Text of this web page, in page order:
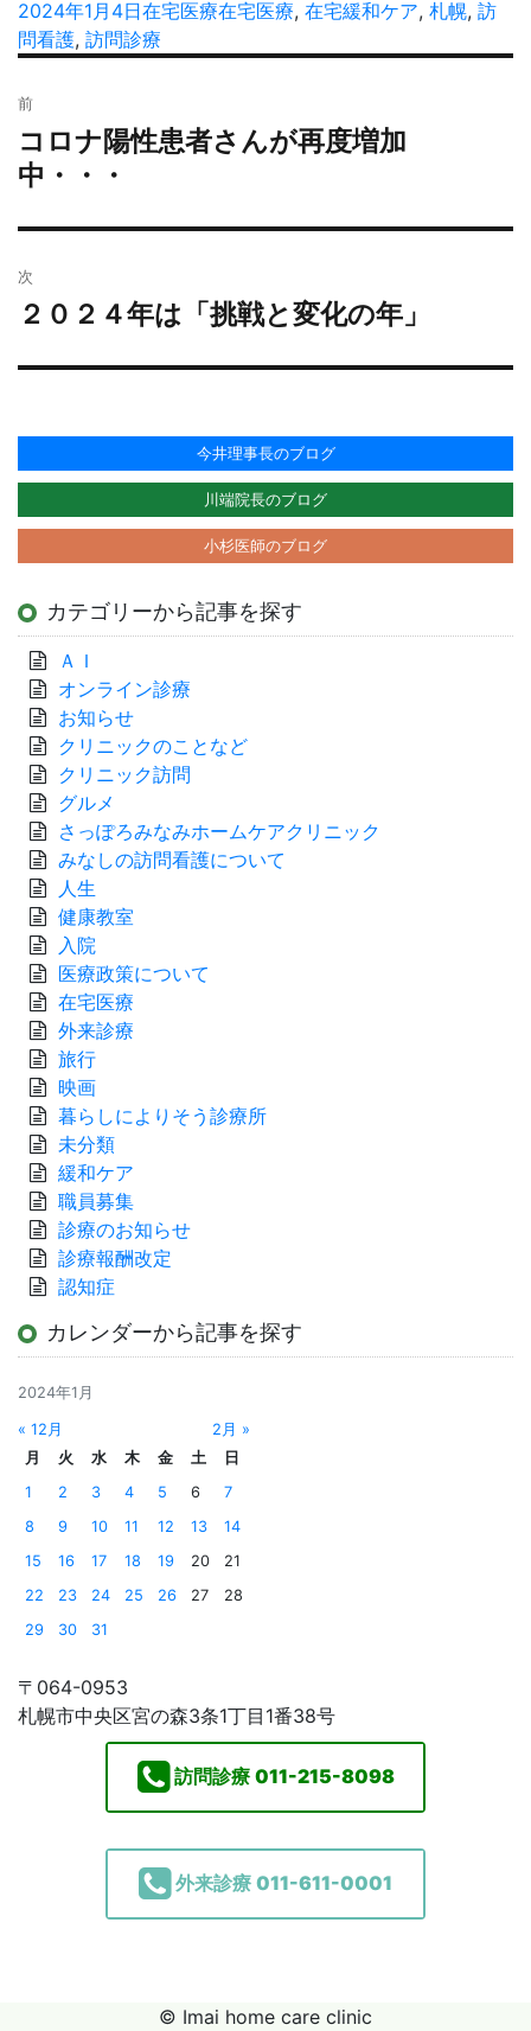
稿
者
投
稿
2024年1月4日カ
テ
ー
在宅医療タ
在宅医療, 在宅緩和ケア, 札幌, 訪
問看護, 訪問診療
稿
ナ
ビ
シ
ョ
前
過
去
の
投
コロナ陽性患者さんが再度増加
中・・・
次
次
投
２０２４年は「挑戦と変化の年」
今井理事長のブログ
川端院長のブログ
小杉医師のブログ
カテゴリーから記事を探す
ＡＩ
オンライン診療
お知らせ
クリニックのことなど
クリニック訪問
グルメ
さっぽろみなみホームケアクリニック
みなしの訪問看護について
人生
健康教室
入院
医療政策について
在宅医療
外来診療
旅行
映画
暮らしによりそう診療所
未分類
緩和ケア
職員募集
診療のお知らせ
診療報酬改定
認知症
カレンダーから記事を探す
2024年1月
« 12月
2月 »
月
火 水 木 金 土
日
1
2 3 4 5 6
7
8
9 10 11 12 13
14
15
16 17 18 19 20
21
22
23 24 25 26 27
28
29
30 31
〒064-0953
札幌市中央区宮の森3条1丁目1番38号
訪問診療 011-215-8098
外来診療 011-611-0001
© Imai home care clinic